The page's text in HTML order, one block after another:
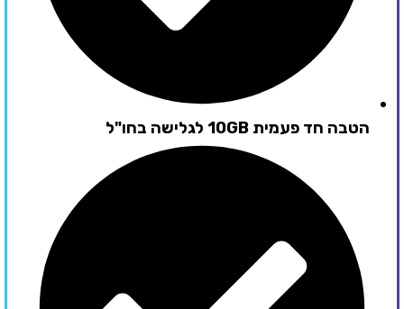
הטבה חד פעמית 10GB לגלישה בחו"ל